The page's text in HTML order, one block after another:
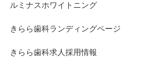
ルミナスホワイトニング
きらら歯科ランディングページ
きらら歯科求人採用情報